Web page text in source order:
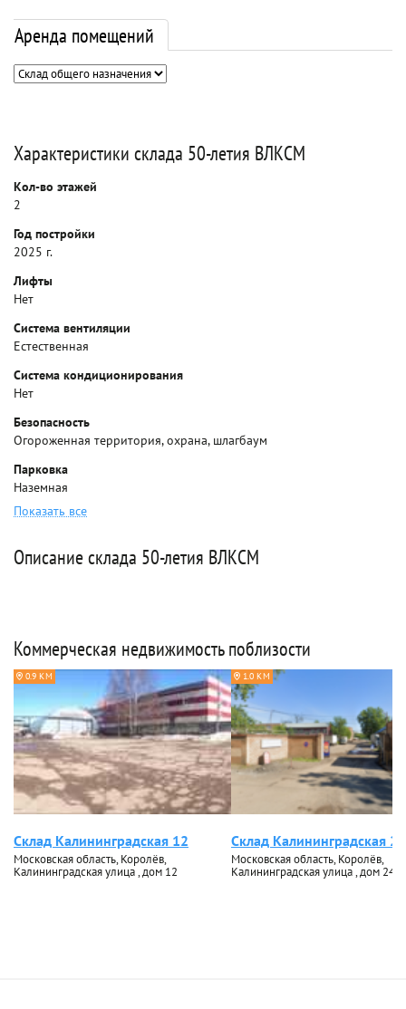
Аренда помещений
Характеристики склада 50-летия ВЛКСМ
Кол-во этажей
2
Год постройки
2025 г.
Лифты
Нет
Система вентиляции
Естественная
Система кондиционирования
Нет
Безопасность
Огороженная территория, охрана, шлагбаум
Парковка
Наземная
Показать все
Описание склада 50-летия ВЛКСМ
Коммерческая недвижимость поблизости
0.9 КМ
Склад Калининградская 12
Московская область, Королёв,
Калининградская улица , дом 12
1.0 КМ
Склад Калининградская
Московская область, Королёв,
Калининградская улица , дом 24А